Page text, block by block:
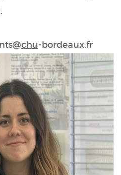
chu-bordeaux.fr